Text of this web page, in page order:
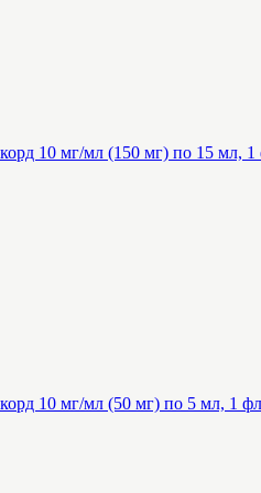
10 мг/мл (150 мг) по 15 мл, 1
10 мг/мл (50 мг) по 5 мл, 1